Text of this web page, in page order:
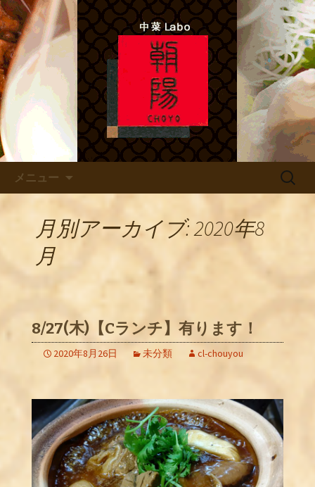
北新地ので本格四川料理 「中
菜Labo.朝陽」
中菜Lab.朝陽 シェフのあれこれ
メニュー
検
月別アーカイブ: 2020年8
月
8/27(木)【Cランチ】有ります！
2020年8月26日 未分類 cl-chouyou